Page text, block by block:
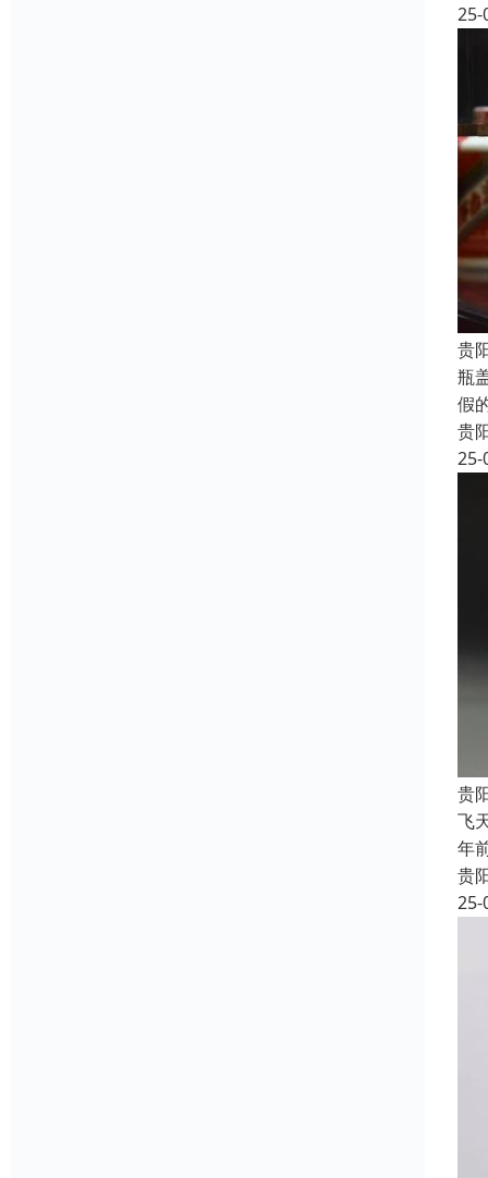
25-
贵
瓶
假
贵
25-
贵
飞
年
贵
25-